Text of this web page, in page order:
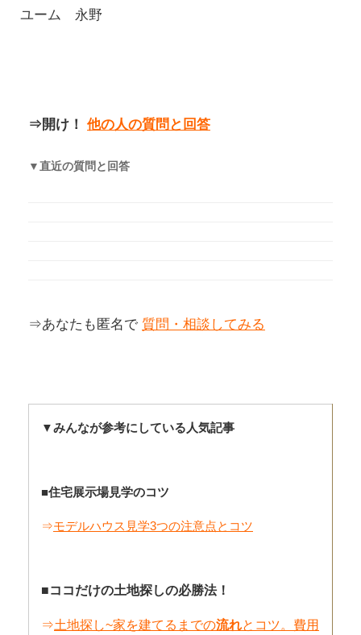
ユーム 永野
⇒開け！ 他の人の質問と回答
▼直近の質問と回答
⇒あなたも匿名で 質問・相談してみる
▼みんなが参考にしている人気記事
■住宅展示場見学のコツ
⇒モデルハウス見学3つの注意点とコツ
■ココだけの土地探しの必勝法！
⇒土地探し~家を建てるまでの流れとコツ。費用